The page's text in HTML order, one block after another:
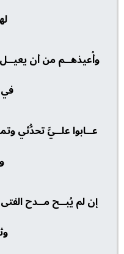
وأُعيذهــم من أن
في
عــابوا علــيَّ تحدُّثي
إن لم يُبــح مــدح